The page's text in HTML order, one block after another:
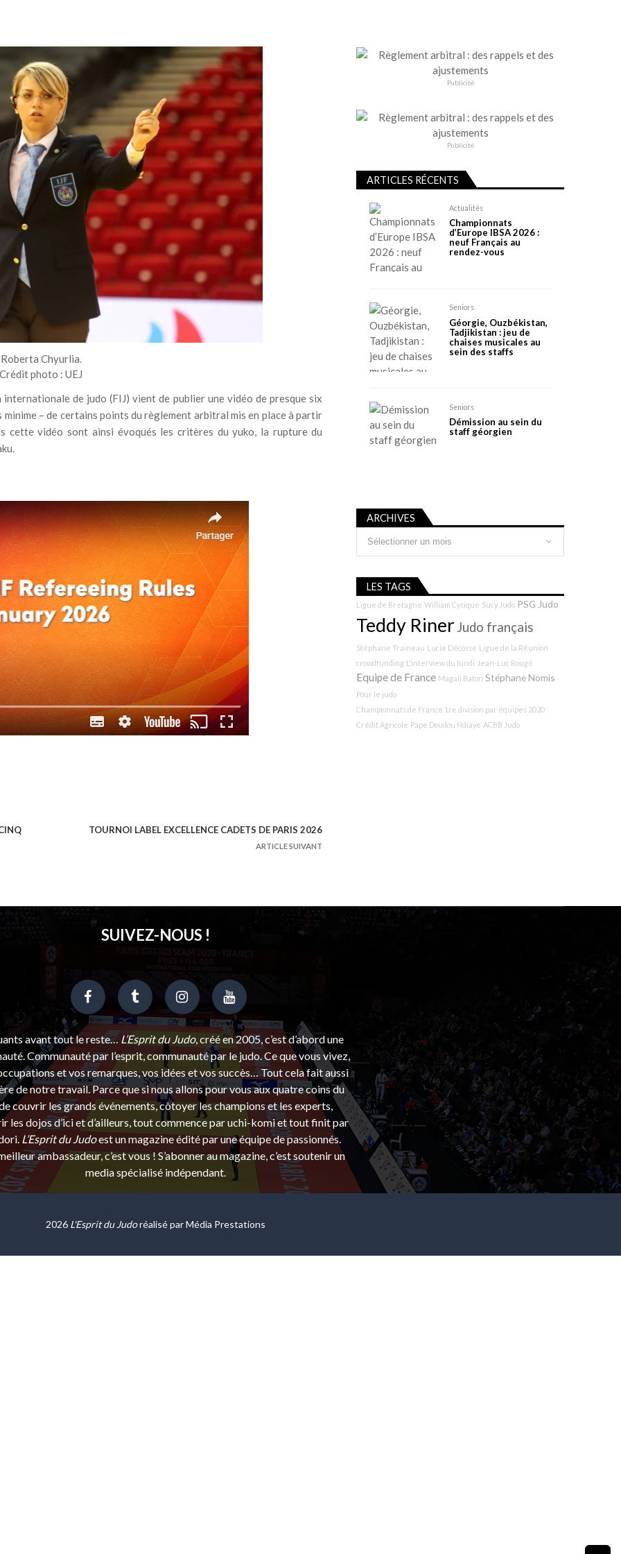
Roberta Chyurlia.
Crédit photo : UEJ
de judo (FIJ) vient de publier une vidéo de presque six
– de certains points du règlement arbitral mis en place à partir
cette vidéo sont ainsi évoqués les critères du yuko, la rupture du
TOURNOI LABEL EXCELLENCE CADETS DE PARIS 2026
ARTICLE SUIVANT
Publicité
Publicité
ARTICLES RÉCENTS
Actualités
Championnats
d’Europe IBSA 2026 :
neuf Français au
rendez-vous
Seniors
Géorgie, Ouzbékistan,
Tadjikistan : jeu de
chaises musicales au
sein des staffs
Seniors
Démission au sein du
staff géorgien
ARCHIVES
LES TAGS
Ligue de Bretagne William Cysique Sucy Judo PSG Judo
Teddy RinerJudo français
Stéphane Traineau Lucie Décosse Ligue de la Réunion
crowdfunding L'interview du lundi Jean-Luc Rougé
Equipe de France Magali Baton Stéphane Nomis
Pour le judo
Championnats de France 1re division par équipes 2020
Crédit Agricole Pape Doudou Ndiaye ACBB Judo
SUIVEZ-NOUS !
avant tout le reste… L’Esprit du Judo, créé en 2005, c’est d’abord une
Communauté par l’esprit, communauté par le judo. Ce que vous vivez,
et vos remarques, vos idées et vos succès… Tout cela fait aussi
de notre travail. Parce que si nous allons pour vous aux quatre coins du
couvrir les grands événements, côtoyer les champions et les experts,
les dojos d’ici et d’ailleurs, tout commence par uchi-komi et tout finit par
L’Esprit du Judoest un magazine édité par une équipe de passionnés.
ambassadeur, c’est vous ! S’abonner au magazine, c’est soutenir un
media spécialisé indépendant.
2026 L'Esprit du Judoréalisé parMédia Prestations